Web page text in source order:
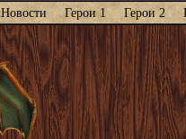
Новости Герои 1 Герои 2